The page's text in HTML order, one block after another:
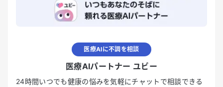
医療AIに不調を相談
医療AIパートナー ユビー
24時間いつでも健康の悩みを気軽にチャットで相談できる